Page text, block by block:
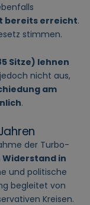
bereits erreicht.
stimmen.
Sitze) lehnen
nicht aus,
am
.
der Turbo-
in
und politische
begleitet von
Kreisen.